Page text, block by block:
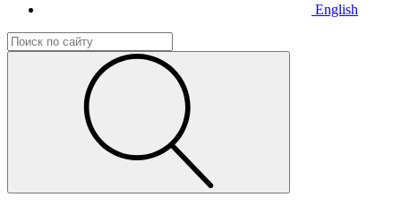
English